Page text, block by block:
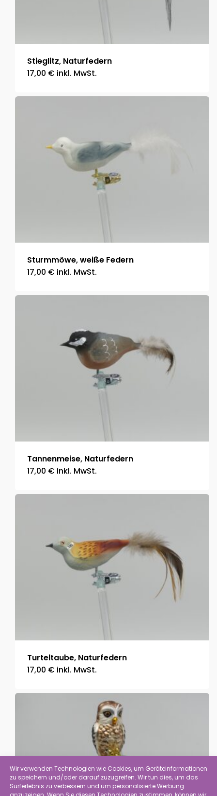
Wir verwenden Technologien wie Cookies, um Geräteinformationen
zu speichern und/oder darauf zuzugreifen. Wir tun dies, um das
Surferlebnis zu verbessern und um personalisierte Werbung
Stieglitz, Naturfedern
17,00 € inkl. MwSt.
Sturmmöwe, weiße Federn
17,00 € inkl. MwSt.
Tannenmeise, Naturfedern
17,00 € inkl. MwSt.
Turteltaube, Naturfedern
17,00 € inkl. MwSt.